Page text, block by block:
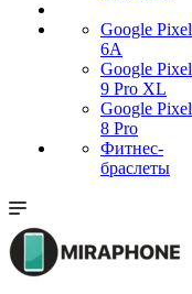
Google Pixel
6A
Google Pixel
9 Pro XL
Google Pixel
8 Pro
Фитнес-
браслеты